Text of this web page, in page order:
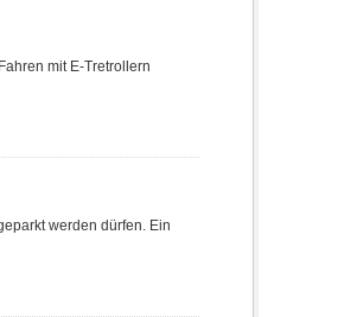
mit E-Tretrollern
werden dürfen. Ein